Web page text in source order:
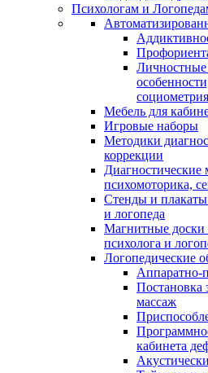
Психологам и
Личностные
социометрия
Мебель для
Игровые наборы
Методики
коррекции
Диагностические
психомоторика,
Стенды и плакаты
и логопеда
Магнитные доски
психолога и
Логопедические
Аппаратно-
Постановка
массаж
кабинета